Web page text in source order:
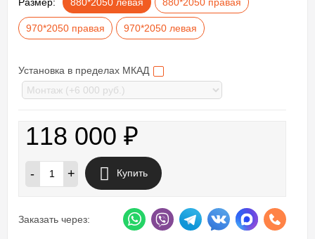
Размер: 880*2050 левая 880*2050 правая
970*2050 правая 970*2050 левая
Установка в пределах МКАД
118 000 ₽
- + Купить
Заказать через: